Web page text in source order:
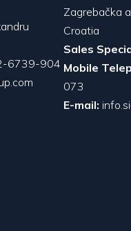
6739-904
Zagrebačka
Croatia
Sales
Mobile
073
E-mail: